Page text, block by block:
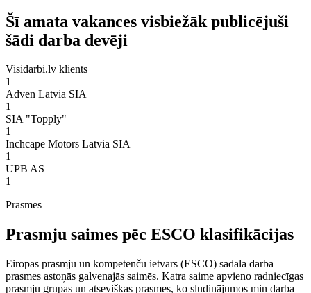
Šī amata vakances visbiežāk publicējuši
šādi darba devēji
Visidarbi.lv klients
1
Adven Latvia SIA
1
SIA "Topply"
1
Inchcape Motors Latvia SIA
1
UPB AS
1
Prasmes
Prasmju saimes pēc ESCO klasifikācijas
Eiropas prasmju un kompetenču ietvars (ESCO) sadala darba
prasmes astoņās galvenajās saimēs. Katra saime apvieno radniecīgas
prasmju grupas un atsevišķas prasmes, ko sludinājumos min darba